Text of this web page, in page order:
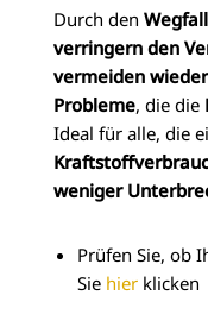
Durch den
verringern den
vermeiden
Probleme, die die
Ideal für alle, die
weniger
Prüfen Sie, ob
Sie hier klicken